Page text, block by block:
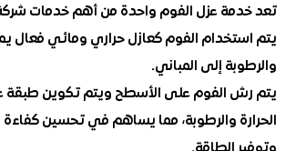
عزل الفوم واحدة من أهم خدمات شركة عزل
الفوم كعازل حراري ومائي فعال يمنع تسرب
إلى المباني.
الفوم على الأسطح ويتم تكوين طبقة عازلة
والرطوبة، مما يساهم في تحسين كفاءة العزل